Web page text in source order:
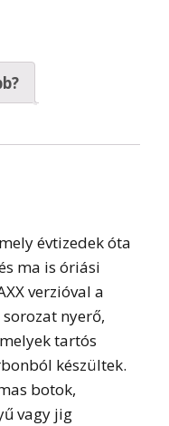
évtizedek óta
ma is óriási
verzióval a
nyerő,
tartós
készültek.
botok,
vagy jig